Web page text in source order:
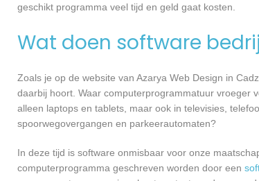
geschikt programma veel tijd en geld gaat kosten.
Wat doen software
Zoals je op de website van Azarya Web Design in
daarbij hoort. Waar computerprogrammatuur vroeger
alleen laptops en tablets, maar ook in televisies,
spoorwegovergangen en parkeerautomaten?
In deze tijd is software onmisbaar voor onze
computerprogramma geschreven worden door een